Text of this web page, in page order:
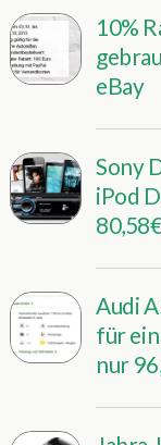
10%
eBay
Sony
iPod
Audi
für
nur